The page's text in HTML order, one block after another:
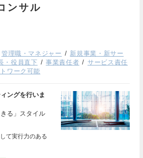
ンサル
管理職・マネジャー
新規事業・新サー
・役員直下 事業責任者
サービス責任
ワーク可能
ングを行いま
る」スタイル
て実行力のある